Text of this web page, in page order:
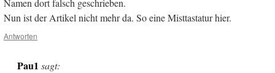
Namen dort falsch geschrieben.
Nun ist der Artikel nicht mehr da. So eine Misttastatur hier.
Antworten
Pau1 sagt: